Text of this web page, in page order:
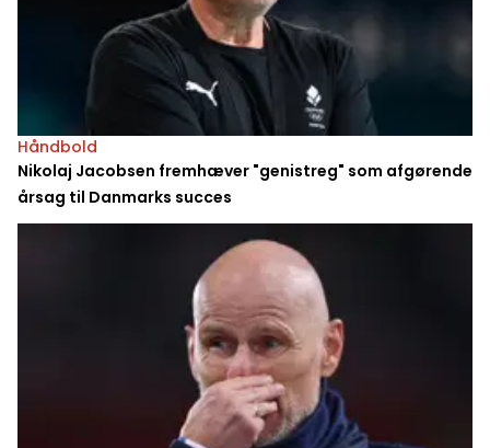
Håndbold
Nikolaj Jacobsen fremhæver "genistreg" som afgørende
årsag til Danmarks succes